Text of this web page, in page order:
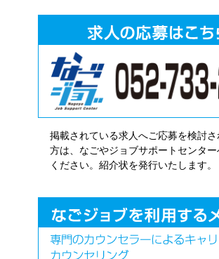
掲載されている求人へご応募を検討さ
方は、なごやジョブサポートセンタ
ください。紹介状を発行いたします。